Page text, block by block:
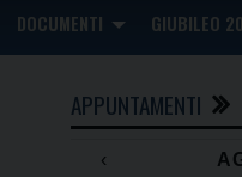
DOCUMENTI GIUBILEO
APPUNTAMENTI
‹